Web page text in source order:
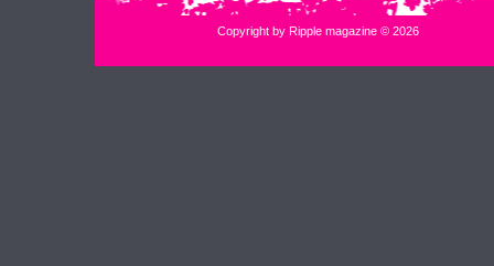
Copyright by Ripple magazine © 2026